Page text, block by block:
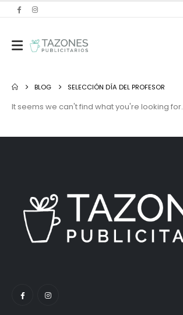
BLOG SELECCIÓN DÍA DEL PROFESOR
It seems we can't find what you're looking for.